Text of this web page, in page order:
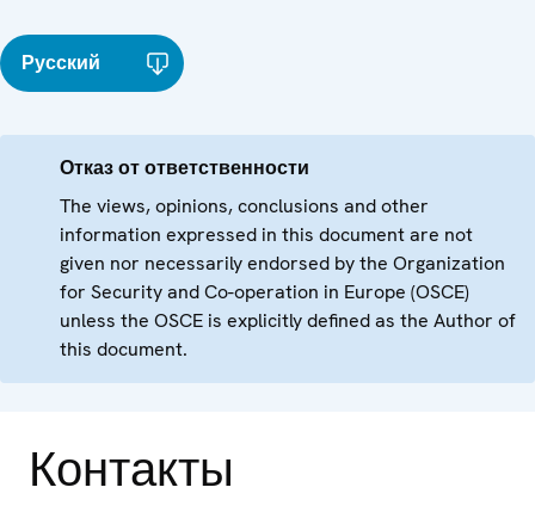
Русский
Отказ от ответственности
The views, opinions, conclusions and other
information expressed in this document are not
given nor necessarily endorsed by the Organization
for Security and Co-operation in Europe (OSCE)
unless the OSCE is explicitly defined as the Author of
this document.
Контакты